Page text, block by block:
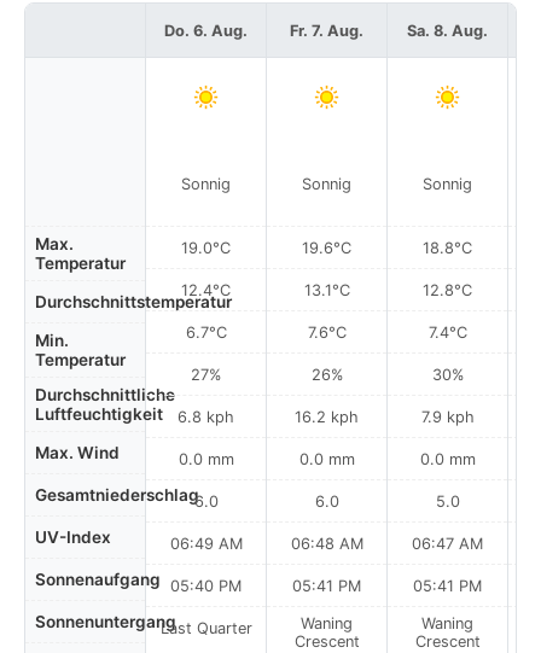
Max.
Temperatur
Durchschnittstemperatur
Min.
Temperatur
Durchschnittliche
Luftfeuchtigkeit
Max. Wind
Gesamtniederschlag
UV-Index
Sonnenaufgang
Sonnenuntergang
Do. 6. Aug.
Sonnig
19.0°C
12.4°C
6.7°C
27%
6.8 kph
0.0 mm
6.0
06:49 AM
05:40 PM
Last Quarter
Fr. 7. Aug.
Sonnig
19.6°C
13.1°C
7.6°C
26%
16.2 kph
0.0 mm
6.0
06:48 AM
05:41 PM
Waning
Crescent
Sa. 8. Aug.
Sonnig
18.8°C
12.8°C
7.4°C
30%
7.9 kph
0.0 mm
5.0
06:47 AM
05:41 PM
Waning
Crescent